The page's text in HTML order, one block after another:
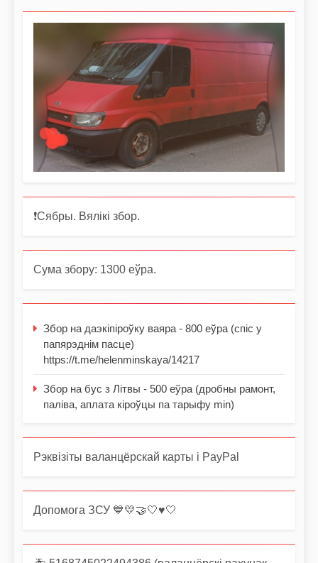
❗️Сябры. Вялікі збор.
Сума збору: 1300 еўра.
Збор на даэкіпіроўку ваяра - 800 еўра (спіс у
папярэднім пасце)
https://t.me/helenminskaya/14217
Збор на бус з Літвы - 500 еўра (дробны рамонт,
паліва, аплата кіроўцы па тарыфу min)
Рэквізіты валанцёрскай карты і PayPal
Допомога ЗСУ 💙💛🤝🤍♥️🤍